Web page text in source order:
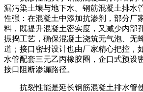
漏污染土壤与地下水。钢筋混凝土排水
性强：在混凝土中添加抗渗剂，部分厂
料，既提升混凝土密实度，又减少内部
振捣工艺，确保混凝土浇筑无气泡、无
道；接口密封设计也由厂家精心把控，
水管配套三元乙丙橡胶圈，企口式预设
接口阻断渗漏路径。
抗裂性能是延长钢筋混凝土排水管